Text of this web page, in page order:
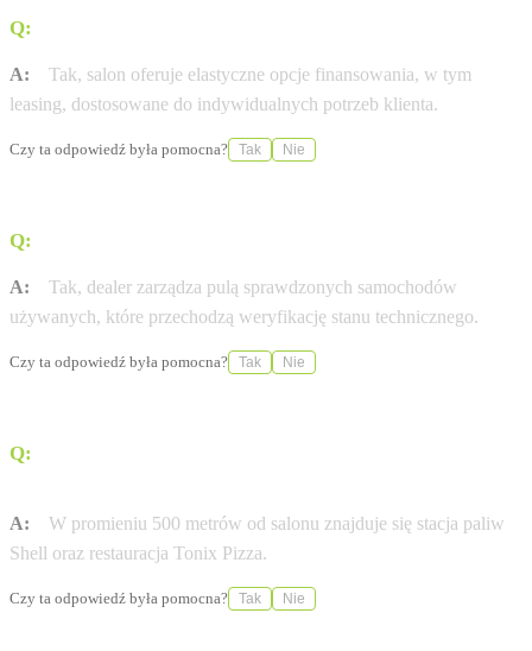
Q:
A:
Tak, salon oferuje elastyczne opcje finansowania, w tym
leasing, dostosowane do indywidualnych potrzeb klienta.
Czy ta odpowiedź była pomocna? Tak Nie
Q:
A:
Tak, dealer zarządza pulą sprawdzonych samochodów
używanych, które przechodzą weryfikację stanu technicznego.
Czy ta odpowiedź była pomocna? Tak Nie
Q:
A:
W promieniu 500 metrów od salonu znajduje się stacja paliw
Shell oraz restauracja Tonix Pizza.
Czy ta odpowiedź była pomocna? Tak Nie